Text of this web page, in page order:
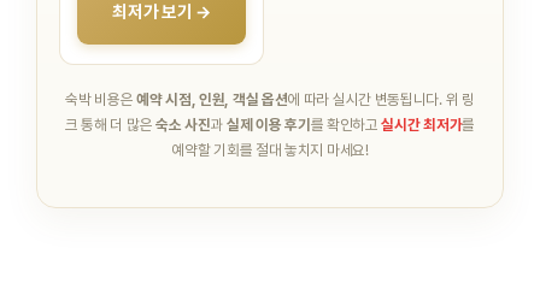
최저가 보기 →
숙박 비용은예약 시점, 인원, 객실 옵션에 따라 실시간 변동됩니다.위 링
크 통해 더 많은 숙소 사진과 실제 이용 후기 를 확인하고실시간 최저가를
예약할 기회를 절대 놓치지 마세요!